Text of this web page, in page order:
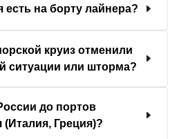
есть на борту лайнера?
круиз отменили
ситуации или шторма?
до портов
Греция)?